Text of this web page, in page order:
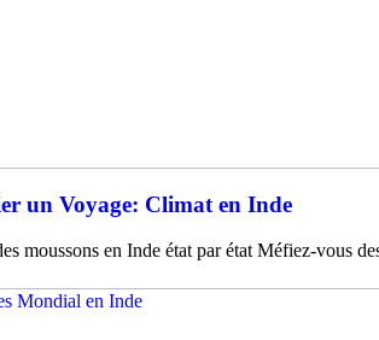
un Voyage: Climat en Inde
moussons en Inde état par état Méfiez-vous